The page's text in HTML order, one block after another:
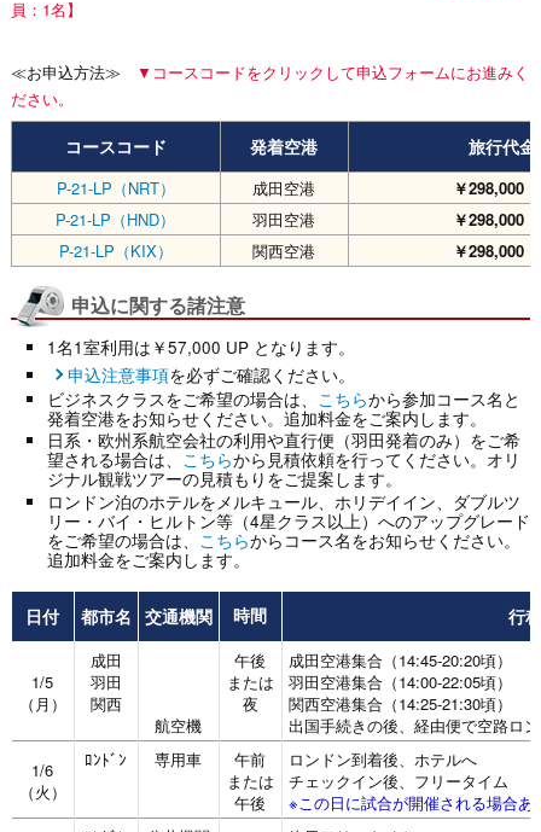
員：1名】
≪お申込方法≫
▼コースコードをクリックして申込フォームにお進みく
ださい。
コースコード 発着空港 旅行代
P-21-LP（NRT） 成田空港 ￥298,000
P-21-LP（HND）
羽田空港 ￥298,000
P-21-LP（KIX）
関西空港 ￥298,000
申込に関する諸注意
1名1室利用は￥57,000 UP となります。
申込注意事項を必ずご確認ください。
ビジネスクラスをご希望の場合は、
こちらから参加コース名と
発着空港をお知らせください。追加料金をご案内します。
日系・欧州系航空会社の利用や直行便（羽田発着のみ）をご希
望される場合は、 こちらから見積依頼を行ってください。オリ
ジナル観戦ツアーの見積もりをご提案します。
ロンドン泊のホテルをメルキュール、ホリデイイン、ダブルツ
リー・バイ・ヒルトン等（4星クラス以上）へのアップグレード
をご希望の場合は、 こちらからコース名をお知らせください。
追加料金をご案内します。
日付 都市名 交通機関 時間 行程
1/5
（月）
成田
羽田
関西
航空機
午後
または
夜
成田空港集合（14:45-20:20頃）
羽田空港集合（14:00-22:05頃）
関西空港集合（14:25-21:30頃）
出国手続きの後、経由便で空路ロ
1/6
（火）
ﾛﾝﾄﾞﾝ 専用車
午前
または
午後
ロンドン到着後、ホテルへ
チェックイン後、フリータイム
※この日に試合が開催される場合あ